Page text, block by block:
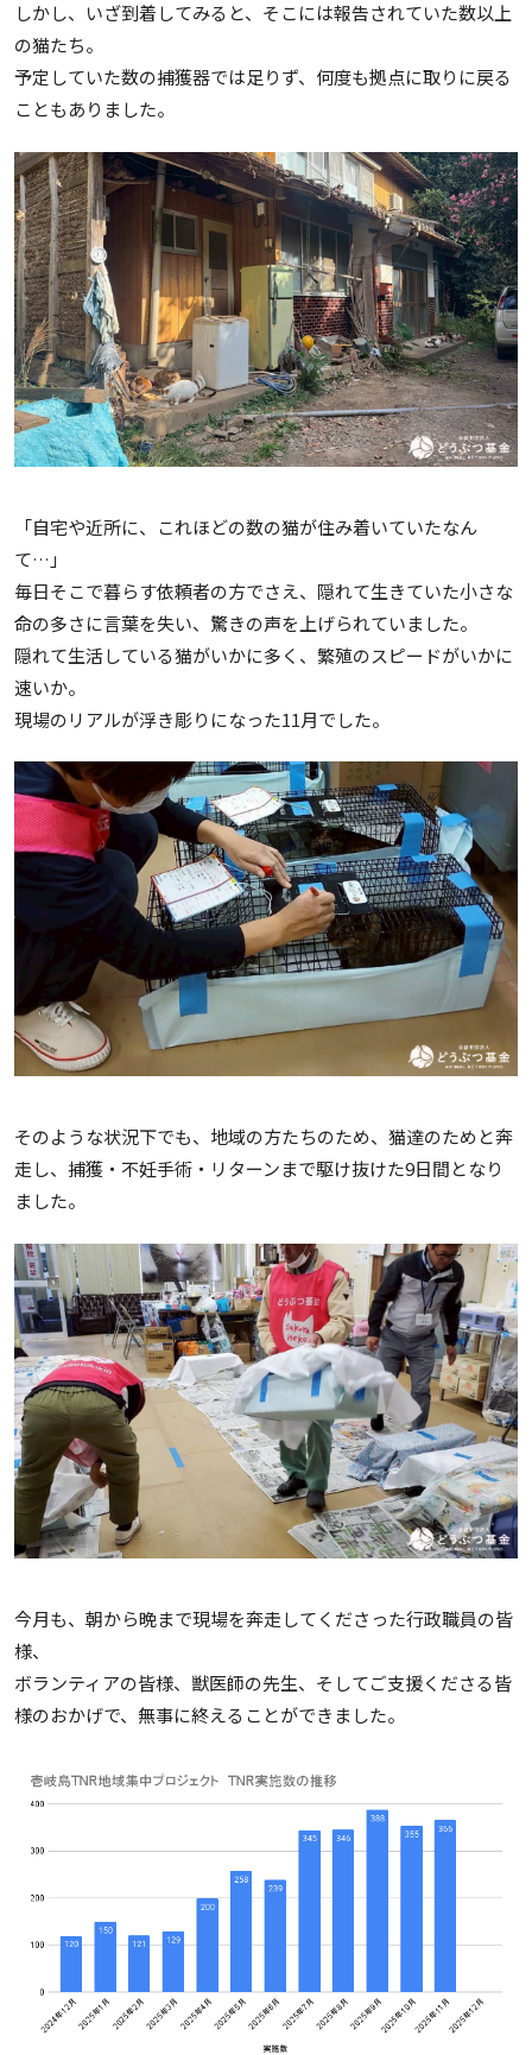
しかし、いざ到着してみると、そこには報告されていた数以上
の猫たち。
予定していた数の捕獲器では足りず、何度も拠点に取りに戻る
こともありました。
「自宅や近所に、これほどの数の猫が住み着いていたなん
て…」
毎日そこで暮らす依頼者の方でさえ、隠れて生きていた小さな
命の多さに言葉を失い、驚きの声を上げられていました。
隠れて生活している猫がいかに多く、繁殖のスピードがいかに
速いか。
現場のリアルが浮き彫りになった11月でした。
そのような状況下でも、地域の方たちのため、猫達のためと奔
走し、捕獲・不妊手術・リターンまで駆け抜けた9日間となり
ました。
今月も、朝から晩まで現場を奔走してくださった行政職員の皆
様、
ボランティアの皆様、獣医師の先生、そしてご支援くださる皆
様のおかげで、無事に終えることができました。